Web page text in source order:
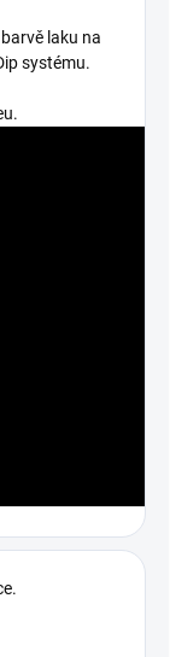
laku na
systému.